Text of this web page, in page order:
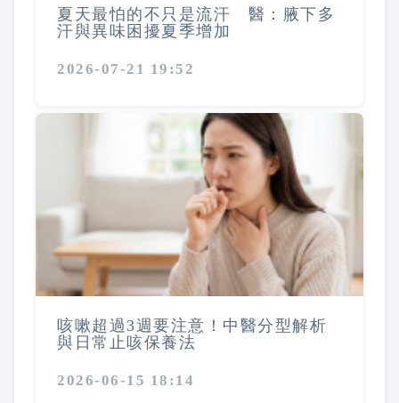
夏天最怕的不只是流汗 醫：腋下多
汗與異味困擾夏季增加
2026-07-21 19:52
咳嗽超過3週要注意！中醫分型解析
與日常止咳保養法
2026-06-15 18:14